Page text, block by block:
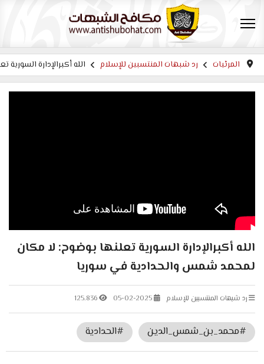
المرئيات رد شبهات المنتسبين للإسلام الله أكبرالإدارة
الله أكبرالإدارة السورية تعلنها بوضوح: لا مكان
لمحمد شمس والحدادية في سوريا
رد شبهات المنتسبين للإسلام 05-02-2025
125.836
#محمد_بن_شمس_الدين #الحدادية